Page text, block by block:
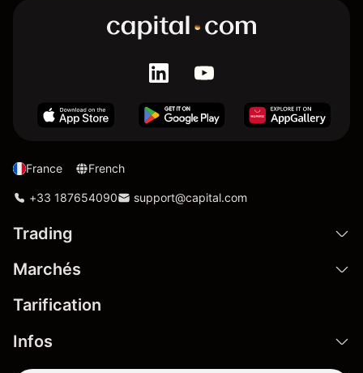
France French
+33 187654090 support@capital.com
Trading
Marchés
Tarification
Infos